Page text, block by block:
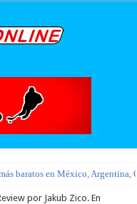
baratos en México, Argentina,
por Jakub Zico. En